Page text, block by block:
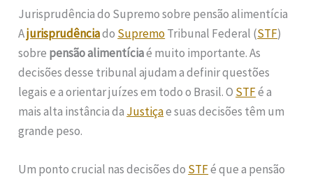
Jurisprudência do Supremo sobre pensão alimentícia
Ajurisprudênciado SupremoTribunal Federal (STF)
sobre pensão alimentíciaé muito importante. As
decisões desse tribunal ajudam a definir questões
legais e a orientar juízes em todo o Brasil. O STFé a
mais alta instância da Justiçae suas decisões têm um
grande peso.
Um ponto crucial nas decisões do STFé que a pensão